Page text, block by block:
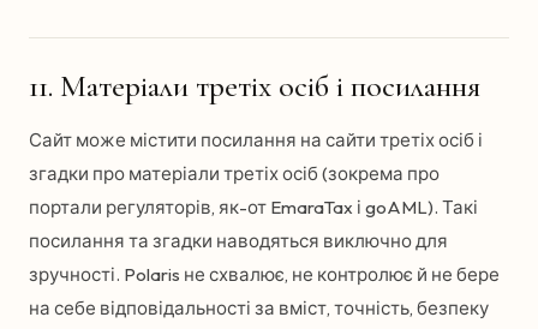
11. Матеріали третіх осіб і посилання
Сайт може містити посилання на сайти третіх осіб і
згадки про матеріали третіх осіб (зокрема про
портали регуляторів, як-от EmaraTax і goAML). Такі
посилання та згадки наводяться виключно для
зручності. Polaris не схвалює, не контролює й не бере
на себе відповідальності за вміст, точність, безпеку